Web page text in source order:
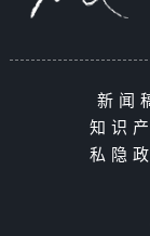
新闻
知识
私隐